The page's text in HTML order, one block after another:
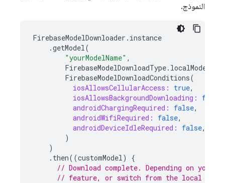
النموذج.
FirebaseModelDownloader . instance
.getModel(
"yourModelName" ,
FirebaseModelDownloadType. localModel
FirebaseModelDownloadConditions(
iosAllowsCellularAccess:
true,
iosAllowsBackgroundDownloading:
false
androidChargingRequired:
false,
androidWifiRequired:
false,
androidDeviceIdleRequired:
false,
)
)
. then((customModel)
{
// Download complete. Depending on your
// feature, or switch from the local